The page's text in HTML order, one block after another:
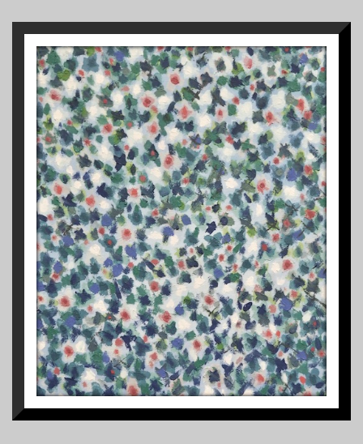
1
LE PETIT JARDIN AU TUILERIES
2013